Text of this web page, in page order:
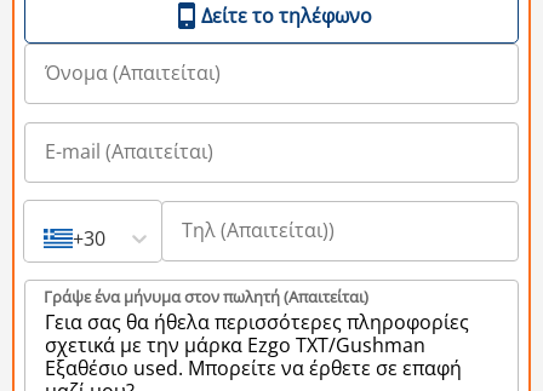
Δείτε το τηλέφωνο
+30
Γράψε ένα μήνυμα στον πωλητή (Aπαιτείται)